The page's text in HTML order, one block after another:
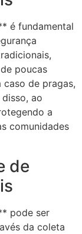
é fundamental
poucas
de pragas,
ao
a
comunidades
de
pode ser
da coleta